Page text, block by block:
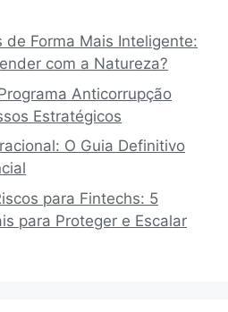
de Forma Mais Inteligente:
com a Natureza?
Anticorrupção
Estratégicos
O Guia Definitivo
para Fintechs: 5
para Proteger e Escalar